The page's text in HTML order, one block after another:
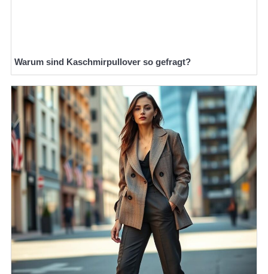
Warum sind Kaschmirpullover so gefragt?